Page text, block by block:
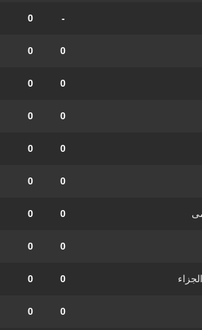
-
0
0
0
0
0
0
0
0
0
0
0
0
0
0
0
0
0
0
0